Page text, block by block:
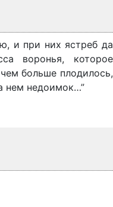
и при них ястреб да
воронья, которое
больше плодилось,
нем недоимок…”